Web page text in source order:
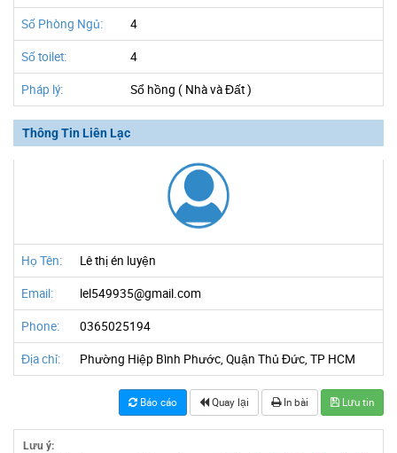
Số Phòng Ngủ: 4
Số toilet: 4
Pháp lý: Sổ hồng ( Nhà và Đất )
Thông Tin Liên Lạc
Họ Tên: Lê thị én luyện
Email: lel549935@gmail.com
Phone: 0365025194
Địa chỉ: Phường Hiệp Bình Phước, Quận Thủ Đức, TP HCM
Báo cáo Quay lại In bài Lưu tin
Lưu ý: